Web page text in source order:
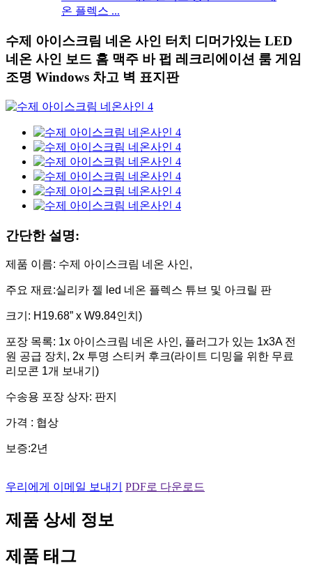
온 플렉스 ...
수제 아이스크림 네온 사인 터치 디머가있는 LED
네온 사인 보드 홈 맥주 바 펍 레크리에이션 룸 게임
조명 Windows 차고 벽 표지판
간단한 설명:
제품 이름: 수제 아이스크림 네온 사인,
주요 재료:실리카 젤 led 네온 플렉스 튜브 및 아크릴 판
크기: H19.68” x W9.84인치)
포장 목록: 1x 아이스크림 네온 사인, 플러그가 있는 1x3A 전
원 공급 장치, 2x 투명 스티커 후크(라이트 디밍을 위한 무료
리모콘 1개 보내기)
수송용 포장 상자: 판지
가격 : 협상
보증:2년
우리에게 이메일 보내기 PDF로 다운로드
제품 상세 정보
제품 태그